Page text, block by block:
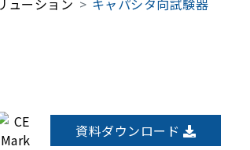
ューション キャパシタ向試験器
資料ダウンロード